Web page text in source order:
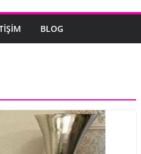
BLOG